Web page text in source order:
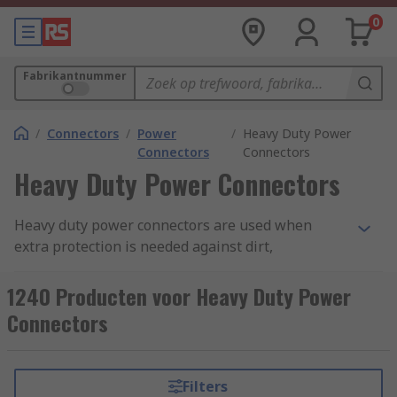
0
Fabrikantnummer
/ Connectors / Power
Connectors
/ Heavy Duty Power
Connectors
Heavy Duty Power Connectors
Heavy duty power connectors are used when
extra protection is needed against dirt,
the secure and speedy assembly of machinery, in
some instances permitting power supply into a
single connector.
Types of heavy duty power connectors
1240 Producten voor Heavy Duty Power
Connectors
Filters